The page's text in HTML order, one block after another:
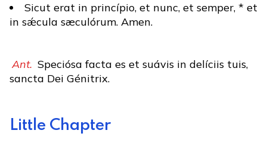
Sicut erat in princípio, et nunc, et semper, * et
in sǽcula sæculórum. Amen.
Ant. Speciósa facta es et suávis in delíciis tuis,
sancta Dei Génitrix.
Little Chapter